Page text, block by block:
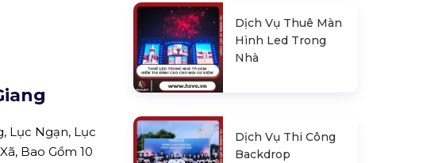
Lục Ngạn, Lục
Bao Gồm 10
Dịch Vụ Thuê Màn
Hình Led Trong
Nhà
Dịch Vụ Thi Công
Backdrop